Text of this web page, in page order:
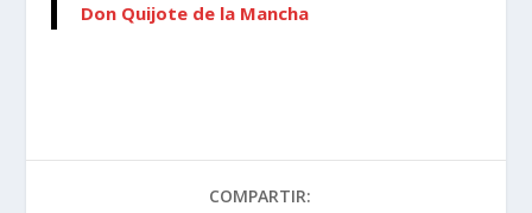
Don Quijote de la Mancha
COMPARTIR: